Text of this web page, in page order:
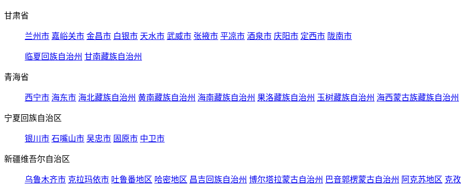
甘肃省
兰州市 嘉峪关市 金昌市 白银市 天水市 武威市 张掖市 平凉市 酒泉市 庆阳市 定西市 陇南市
临夏回族自治州 甘南藏族自治州
青海省
西宁市 海东市 海北藏族自治州 黄南藏族自治州 海南藏族自治州 果洛藏族自治州 玉树藏族自治州 海西蒙古族藏族自治州
宁夏回族自治区
银川市 石嘴山市 吴忠市 固原市 中卫市
新疆维吾尔自治区
乌鲁木齐市 克拉玛依市 吐鲁番地区 哈密地区 昌吉回族自治州 博尔塔拉蒙古自治州 巴音郭楞蒙古自治州 阿克苏地区 克